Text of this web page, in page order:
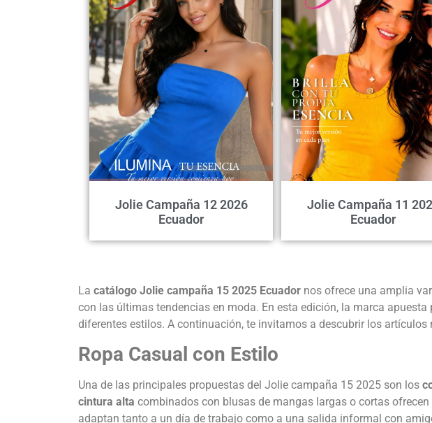
Jolie Campaña 12 2026
Ecuador
Jolie Campaña 11
Ecuador
La catálogo Jolie campaña 15 2025 Ecuador nos ofrece una amplia
con las últimas tendencias en moda. En esta edición, la marca
diferentes estilos. A continuación, te invitamos a descubrir los
Ropa Casual con Estilo
Una de las principales propuestas del Jolie campaña 15 2025 son los
cintura alta combinados con blusas de mangas largas o cortas
adaptan tanto a un día de trabajo como a una salida informal con